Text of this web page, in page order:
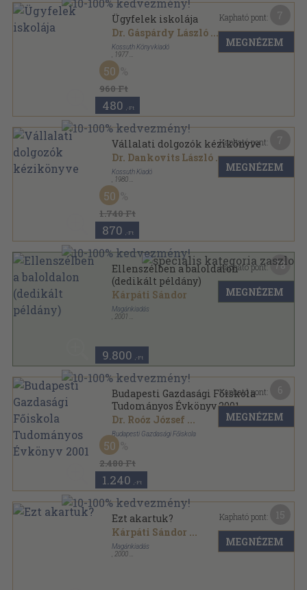
Ügyfelek iskolája
Dr. Gáspárdy László ...
Kossuth Könyvkiadó
1977
Ragasztott papírkötés
960 Ft
50
480 ,-Ft
Kapható pont:
MEGNÉZEM
Vállalati dolgozók kézikönyve
Dr. Dankovits László ...
Kossuth Kiadó
1980
Ragasztott papírkötés
1.740 Ft
50
870 ,-Ft
Kapható pont:
MEGNÉZEM
Ellenszélben a baloldalon
(dedikált példány)
Kárpáti Sándor
Magánkiadás
2001
9.800 ,-Ft
Kapható pont: 78
MEGNÉZEM
Budapesti Gazdasági Főiskola
Tudományos Évkönyv 2001
Dr. Roóz József ...
Budapesti Gazdasági Főiskola
Ragasztott papírkötés
Budapesti Gazdasági Főiskola Tudományos Évkönyv
sorozat
2.480 Ft
50
1.240 ,-Ft
Kapható pont:
MEGNÉZEM
Ezt akartuk?
Kárpáti Sándor ...
Magánkiadás
2000
Kapható pont:
MEGNÉZEM